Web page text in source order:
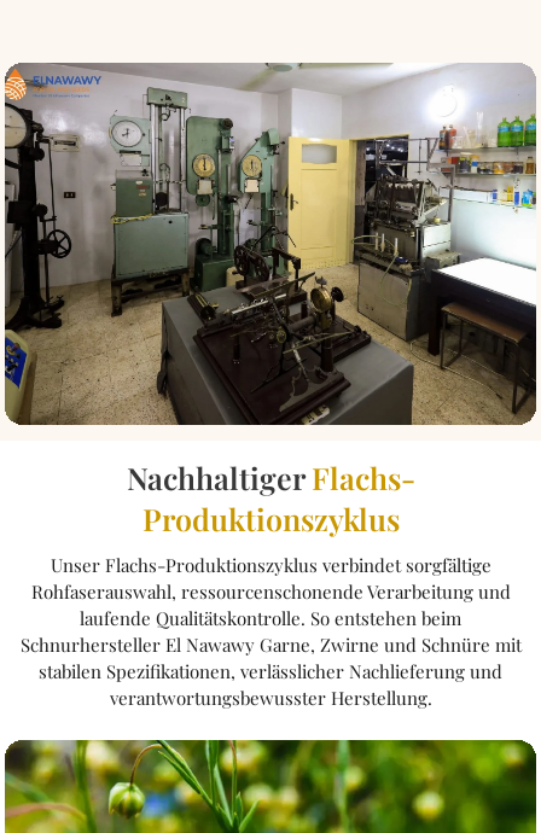
NachhaltigerFlachs-
Produktionszyklus
Unser Flachs-Produktionszyklus verbindet sorgfältige
Rohfaserauswahl, ressourcenschonende Verarbeitung und
laufende Qualitätskontrolle. So entstehen beim
Schnurhersteller El Nawawy Garne, Zwirne und Schnüre mit
stabilen Spezifikationen, verlässlicher Nachlieferung und
verantwortungsbewusster Herstellung.